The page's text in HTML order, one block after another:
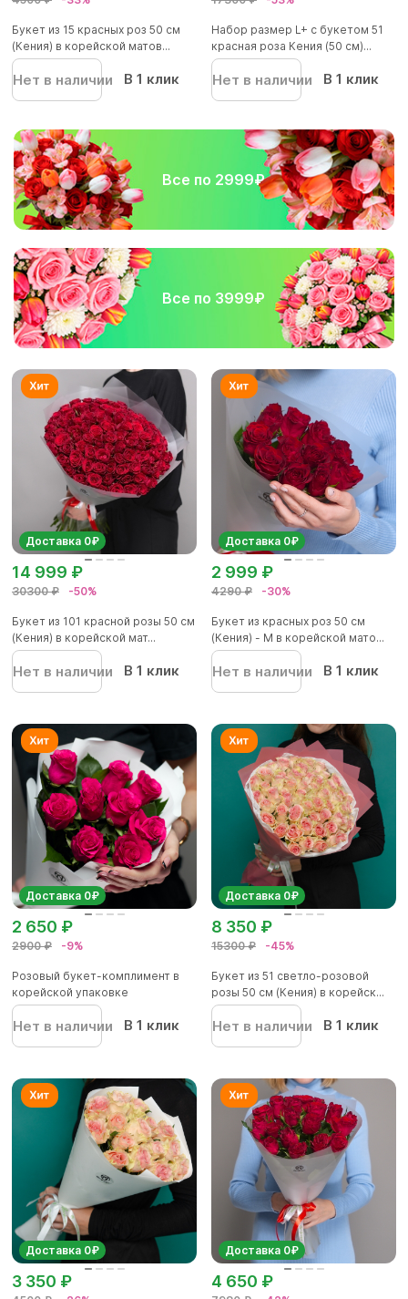
Букет из 15 красных роз 50 см
(Кения) в корейской матов...
Нет в наличии В 1 клик
Набор размер L+ с букетом 51
красная роза Кения (50 см)...
Нет в наличии В 1 клик
Все по 2999₽
Все по 3999₽
Доставка 0₽
30300 ₽ -50%
14 999 ₽
Букет из 101 красной розы 50 см
(Кения) в корейской мат...
Нет в наличии В 1 клик
Доставка 0₽
4290 ₽ -30%
2 999 ₽
Букет из красных роз 50 см
(Кения) - M в корейской мато...
Нет в наличии В 1 клик
Доставка 0₽
2900 ₽ -9%
2 650 ₽
Розовый букет-комплимент в
корейской упаковке
Нет в наличии В 1 клик
Доставка 0₽
15300 ₽ -45%
8 350 ₽
Букет из 51 светло-розовой
розы 50 см (Кения) в корейск...
Нет в наличии В 1 клик
Доставка 0₽
3 350 ₽
Доставка 0₽
4 650 ₽